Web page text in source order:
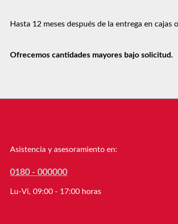
Hasta 12 meses después de la entrega en
Ofrecemos cantidades mayores bajo solicitud.
Asistencia y asesoramiento en:
0180 - 000000
Lu-Vi, 09:00 - 17:00 horas